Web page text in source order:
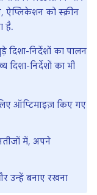
ऐप्लिकेशन को स्क्रीन
है.
दिशा-निर्देशों का पालन
निर्देशों का भी
ऑप्टिमाइज़ किए गए
में, अपने
उन्हें बनाए रखना